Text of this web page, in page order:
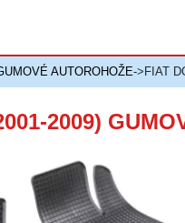
AUTOROHOŽE->FIAT
2009)